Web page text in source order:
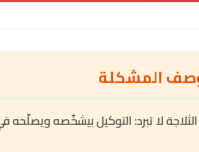
المشكلة
لا تبرد: التوكيل بيشخّصه ويصلّحه في